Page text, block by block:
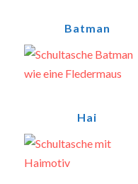
Batman
Hai